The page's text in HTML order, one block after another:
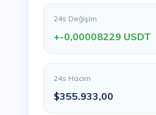
24s Değişim
+-0,00008229 USDT
24s Hacim
$355.933,00